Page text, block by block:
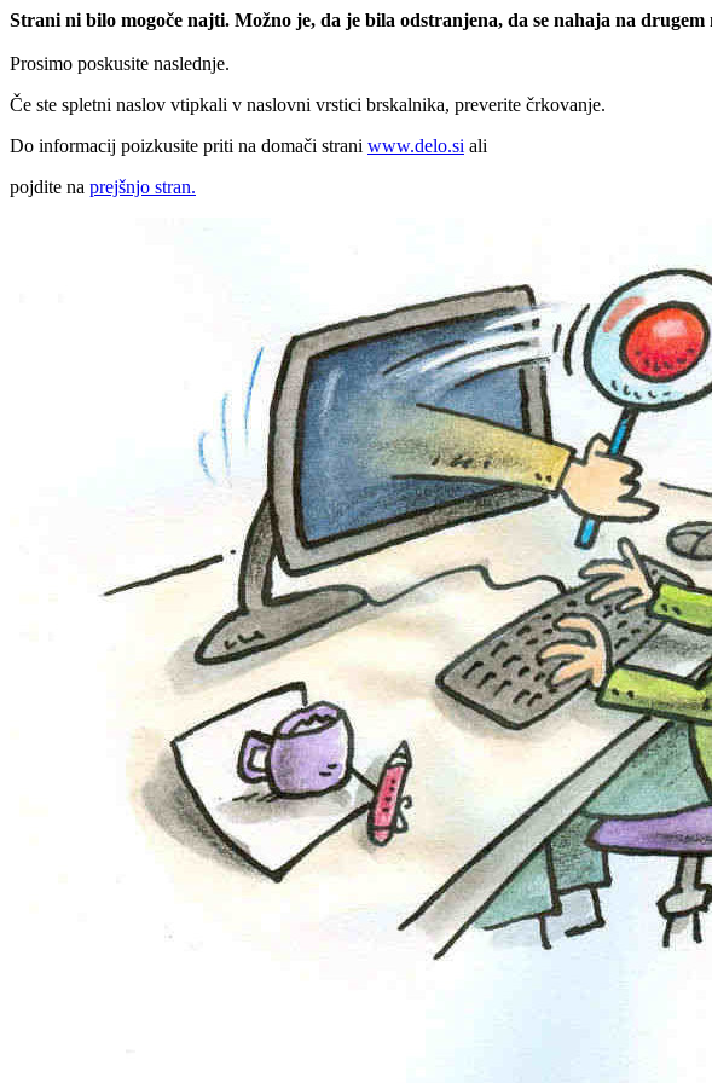
Strani ni bilo mogoče najti. Možno je, da je bila odstranjena, da se nahaja na
Prosimo poskusite naslednje.
Če ste spletni naslov vtipkali v naslovni vrstici brskalnika, preverite črkovanje.
Do informacij poizkusite priti na domači strani www.delo.si ali
pojdite na prejšnjo stran.